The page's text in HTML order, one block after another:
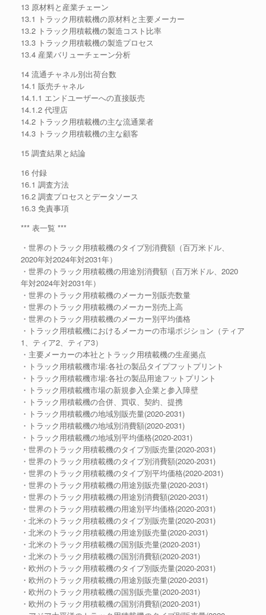
13 原材料と産業チェーン
13.1 トラック用積載機の原材料と主要メーカー
13.2 トラック用積載機の製造コスト比率
13.3 トラック用積載機の製造プロセス
13.4 産業バリューチェーン分析
14 流通チャネル別出荷台数
14.1 販売チャネル
14.1.1 エンドユーザーへの直接販売
14.1.2 代理店
14.2 トラック用積載機の主な流通業者
14.3 トラック用積載機の主な顧客
15 調査結果と結論
16 付録
16.1 調査方法
16.2 調査プロセスとデータソース
16.3 免責事項
*** 表一覧 ***
・世界のトラック用積載機のタイプ別消費額（百万米ドル、
2020年対2024年対2031年）
・世界のトラック用積載機の用途別消費額（百万米ドル、2020
年対2024年対2031年）
・世界のトラック用積載機のメーカー別販売数量
・世界のトラック用積載機のメーカー別売上高
・世界のトラック用積載機のメーカー別平均価格
・トラック用積載機におけるメーカーの市場ポジション（ティア
1、ティア2、ティア3）
・主要メーカーの本社とトラック用積載機の生産拠点
・トラック用積載機市場:各社の製品タイプフットプリント
・トラック用積載機市場:各社の製品用途フットプリント
・トラック用積載機市場の新規参入企業と参入障壁
・トラック用積載機の合併、買収、契約、提携
・トラック用積載機の地域別販売量(2020-2031)
・トラック用積載機の地域別消費額(2020-2031)
・トラック用積載機の地域別平均価格(2020-2031)
・世界のトラック用積載機のタイプ別販売量(2020-2031)
・世界のトラック用積載機のタイプ別消費額(2020-2031)
・世界のトラック用積載機のタイプ別平均価格(2020-2031)
・世界のトラック用積載機の用途別販売量(2020-2031)
・世界のトラック用積載機の用途別消費額(2020-2031)
・世界のトラック用積載機の用途別平均価格(2020-2031)
・北米のトラック用積載機のタイプ別販売量(2020-2031)
・北米のトラック用積載機の用途別販売量(2020-2031)
・北米のトラック用積載機の国別販売量(2020-2031)
・北米のトラック用積載機の国別消費額(2020-2031)
・欧州のトラック用積載機のタイプ別販売量(2020-2031)
・欧州のトラック用積載機の用途別販売量(2020-2031)
・欧州のトラック用積載機の国別販売量(2020-2031)
・欧州のトラック用積載機の国別消費額(2020-2031)